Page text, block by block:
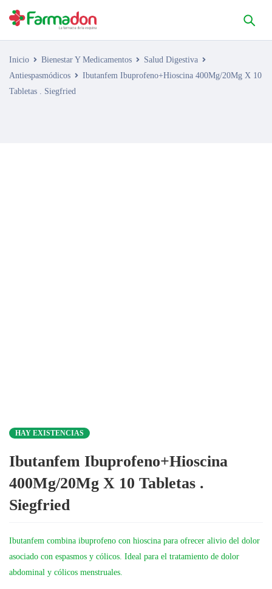
Inicio Bienestar Y Medicamentos
Salud Digestiva
Antiespasmódicos
Ibutanfem Ibuprofeno+Hioscina 400Mg/20Mg X 10
Tabletas . Siegfried
HAY EXISTENCIAS
Ibutanfem Ibuprofeno+Hioscina
400Mg/20Mg X 10 Tabletas .
Siegfried
Ibutanfem combina ibuprofeno con hioscina para ofrecer alivio del dolor
asociado con espasmos y cólicos. Ideal para el tratamiento de dolor
abdominal y cólicos menstruales.